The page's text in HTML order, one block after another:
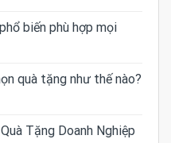
biến phù hợp mọi
quà tặng như thế nào?
Tặng Doanh Nghiệp